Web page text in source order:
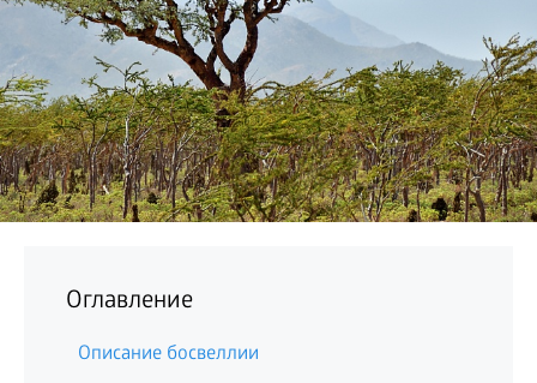
Оглавление
Описание босвеллии